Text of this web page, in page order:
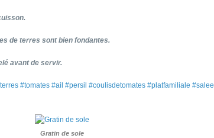
de terres sont bien fondantes.
avant de servir.
#tomates #ail #persil #coulisdetomates #platfamiliale #salee
Gratin de sole